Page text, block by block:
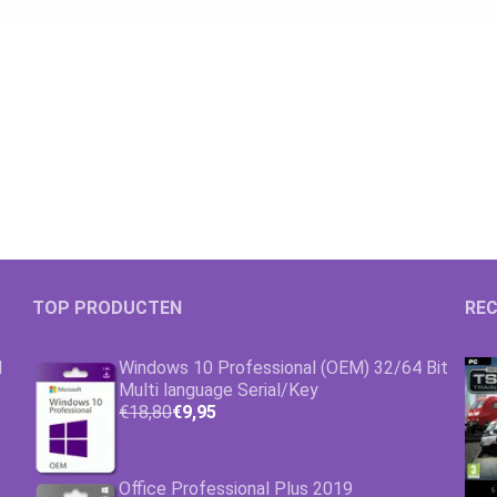
TOP PRODUCTEN
Windows 10 Professional (OEM) 32/64 Bit
Multi language Serial/Key
€18,80€9,95
Office Professional Plus 2019